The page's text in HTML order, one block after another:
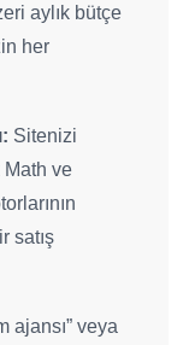
aylık bütçe
her
Sitenizi
Math ve
satış
ajansı” veya